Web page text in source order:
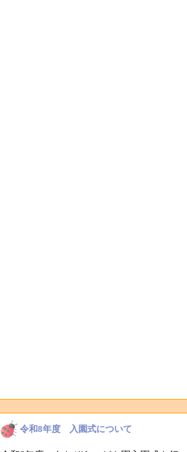
令和8年度 入園式について